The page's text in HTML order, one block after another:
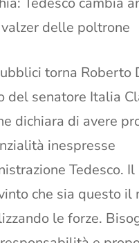
delle poltrone
torna Roberto
del senatore Italia
dichiara di avere
inespresse
Tedesco.
che sia questo il
le forze.